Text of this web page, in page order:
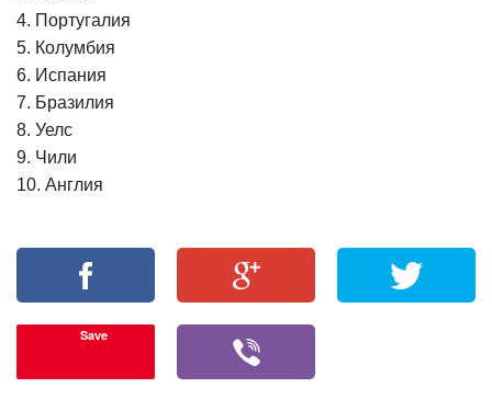
4. Португалия
5. Колумбия
6. Испания
7. Бразилия
8. Уелс
9. Чили
10. Англия
Save